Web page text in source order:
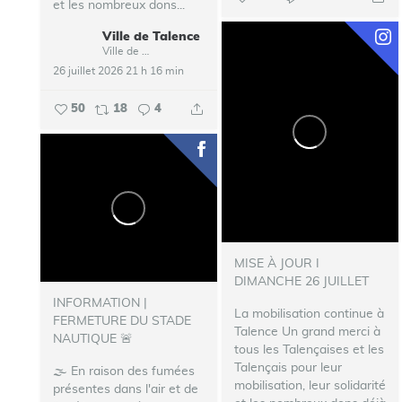
et les nombreux dons...
Ville de Talence
26 juillet 2026 21 h 16 min
50 18 4
MISE À JOUR I
DIMANCHE 26 JUILLET
La mobilisation continue à
Talence Un grand merci à
tous les Talençaises et les
Talençais pour leur
mobilisation, leur solidarité
INFORMATION |
FERMETURE DU STADE
NAUTIQUE 🚨
🌫️ En raison des fumées
présentes dans l'air et de